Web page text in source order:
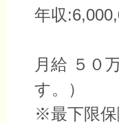
年収
月給 ５０
す。）
※最下限保